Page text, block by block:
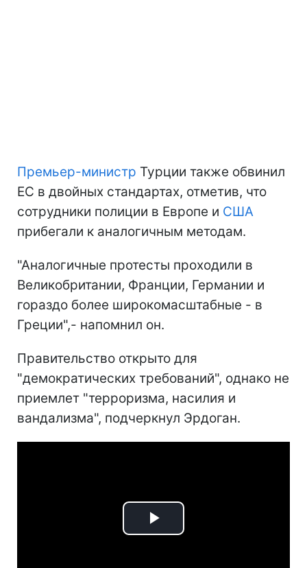
Премьер-министр Турции также обвинил
ЕС в двойных стандартах, отметив, что
сотрудники полиции в Европе и США
прибегали к аналогичным методам.
"Аналогичные протесты проходили в
Великобритании, Франции, Германии и
гораздо более широкомасштабные - в
Греции",- напомнил он.
Правительство открыто для
"демократических требований", однако не
приемлет "терроризма, насилия и
вандализма", подчеркнул Эрдоган.
Play